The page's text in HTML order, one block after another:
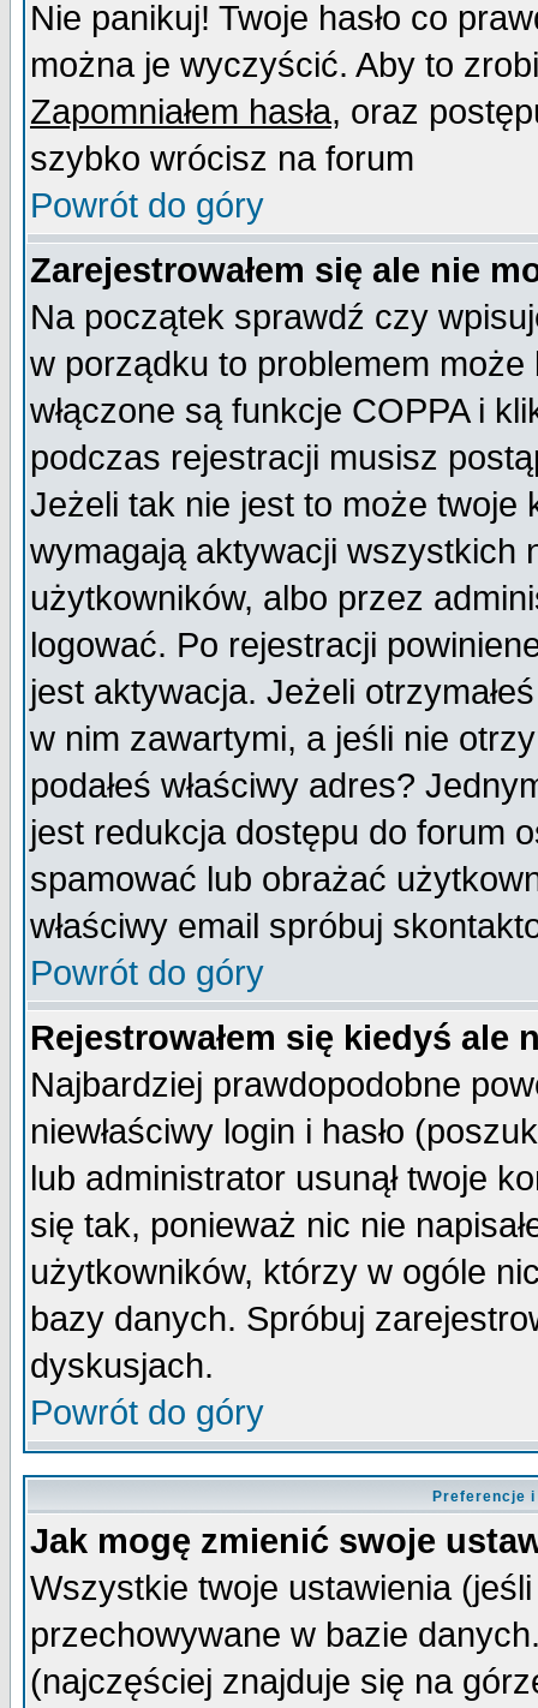
Nie panikuj! Twoje hasło co
można je wyczyścić. Aby to
Zapomniałem hasła, oraz
szybko wrócisz na forum
Powrót do góry
Zarejestrowałem się ale nie
Na początek sprawdź czy
w porządku to problemem
włączone są funkcje COPPA i
podczas rejestracji musisz
Jeżeli tak nie jest to może twoje
wymagają aktywacji wszystkich
użytkowników, albo przez
logować. Po rejestracji
jest aktywacja. Jeżeli
w nim zawartymi, a jeśli nie
podałeś właściwy adres?
jest redukcja dostępu do forum
spamować lub obrażać
właściwy email spróbuj
Powrót do góry
Rejestrowałem się kiedyś ale
Najbardziej prawdopodobne
niewłaściwy login i hasło
lub administrator usunął twoje
się tak, ponieważ nic nie
użytkowników, którzy w ogóle
bazy danych. Spróbuj
dyskusjach.
Powrót do góry
Preferencje
Jak mogę zmienić swoje
Wszystkie twoje ustawienia
przechowywane w bazie
(najczęściej znajduje się na